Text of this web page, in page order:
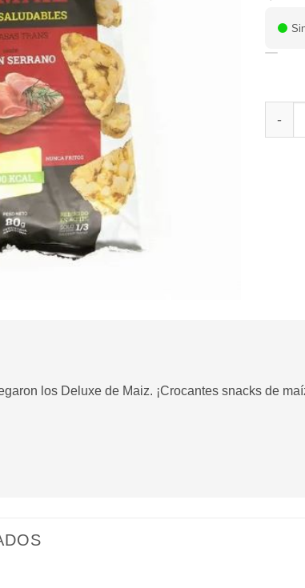
los Deluxe de Maiz. ¡Crocantes snacks de